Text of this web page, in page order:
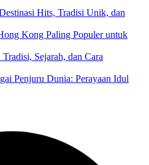
Hits, Tradisi Unik, dan
Kong Paling Populer untuk
Sejarah, dan Cara
Penjuru Dunia: Perayaan Idul